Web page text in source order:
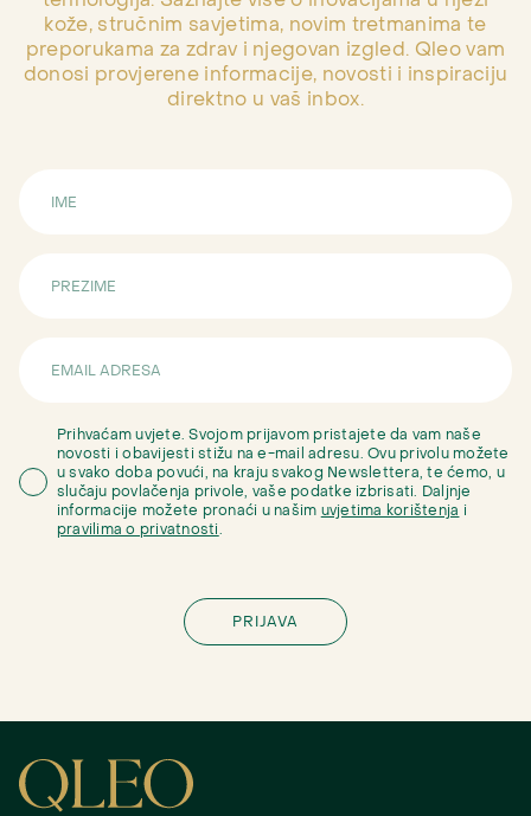
kože, stručnim savjetima, novim tretmanima te
preporukama za zdrav i njegovan izgled. Qleo vam
donosi provjerene informacije, novosti i inspiraciju
direktno u vaš inbox.
Prihvaćam uvjete. Svojom prijavom pristajete da vam naše
novosti i obavijesti stižu na e-mail adresu. Ovu privolu možete
u svako doba povući, na kraju svakog Newslettera, te ćemo, u
slučaju povlačenja privole, vaše podatke izbrisati. Daljnje
informacije možete pronaći u našim uvjetima korištenja i
pravilima o privatnosti.